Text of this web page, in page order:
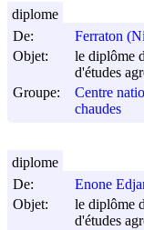
De:
Ferraton
Objet:
le diplôme
d'études
Groupe:
Centre
chaudes
diplome
De:
Enone
Objet:
le diplôme
d'études
diplome